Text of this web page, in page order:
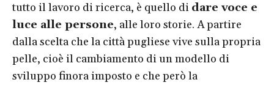
tutto il lavoro di ricerca, è quello di dare voce e
luce alle persone, alle loro storie. A partire
dalla scelta che la città pugliese vive sulla propria
pelle, cioè il cambiamento di un modello di
sviluppo finora imposto e che però la